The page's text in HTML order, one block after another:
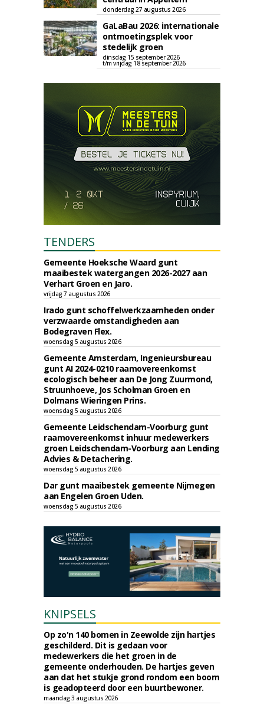
donderdag 27 augustus 2026
GaLaBau 2026: internationale
ontmoetingsplek voor
stedelijk groen
dinsdag 15 september 2026
t/m vrijdag 18 september 2026
TENDERS
Gemeente Hoeksche Waard gunt
maaibestek watergangen 2026-2027 aan
Verhart Groen en Jaro.
vrijdag 7 augustus 2026
Irado gunt schoffelwerkzaamheden onder
verzwaarde omstandigheden aan
Bodegraven Flex.
woensdag 5 augustus 2026
Gemeente Amsterdam, Ingenieursbureau
gunt AI 2024-0210 raamovereenkomst
ecologisch beheer aan De Jong Zuurmond,
Struunhoeve, Jos Scholman Groen en
Dolmans Wieringen Prins.
woensdag 5 augustus 2026
Gemeente Leidschendam-Voorburg gunt
raamovereenkomst inhuur medewerkers
groen Leidschendam-Voorburg aan Lending
Advies & Detachering.
woensdag 5 augustus 2026
Dar gunt maaibestek gemeente Nijmegen
aan Engelen Groen Uden.
woensdag 5 augustus 2026
KNIPSELS
Op zo'n 140 bomen in Zeewolde zijn hartjes
geschilderd. Dit is gedaan voor
medewerkers die het groen in de
gemeente onderhouden. De hartjes geven
aan dat het stukje grond rondom een boom
is geadopteerd door een buurtbewoner.
maandag 3 augustus 2026